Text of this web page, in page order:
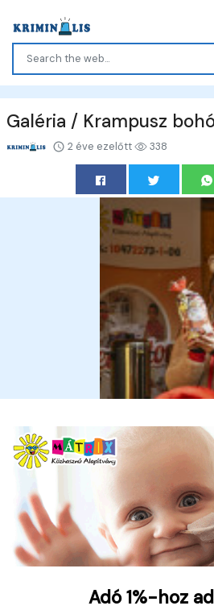
Galéria / Krampusz
2 éve ezelőtt 338
Adó 1%-hoz